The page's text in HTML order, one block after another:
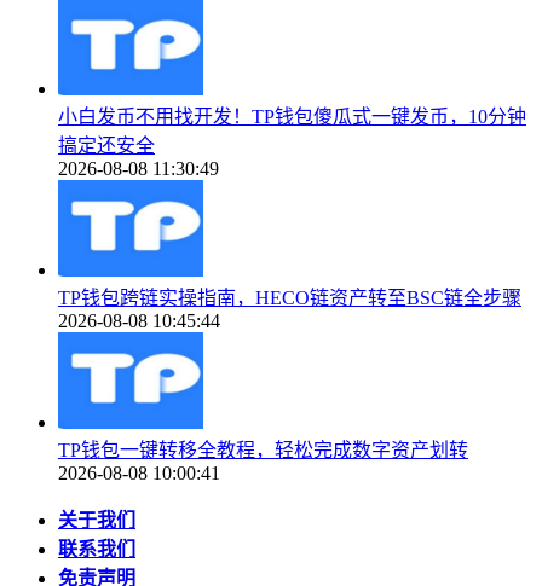
小白发币不用找开发！TP钱包傻瓜式一键发币，10分钟
搞定还安全
2026-08-08 11:30:49
TP钱包跨链实操指南，HECO链资产转至BSC链全步骤
2026-08-08 10:45:44
TP钱包一键转移全教程，轻松完成数字资产划转
2026-08-08 10:00:41
关于我们
联系我们
免责声明